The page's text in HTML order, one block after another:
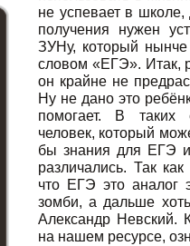
не успевает в
получения нужен
ЗУНу, который
словом «ЕГЭ». Итак,
он крайне не
Ну не дано это
помогает. В таких
человек, который
бы знания для ЕГЭ
различались. Так
что ЕГЭ это аналог
зомби, а дальше
Александр Невский.
на нашем ресурсе,